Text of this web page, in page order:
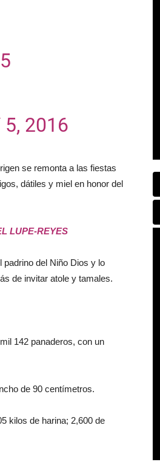
5, 2016
se remonta a las fiestas
dátiles y miel en honor del
LUPE-REYES
padrino del Niño Dios y lo
de invitar atole y tamales.
142 panaderos, con un
de 90 centímetros.
kilos de harina; 2,600 de